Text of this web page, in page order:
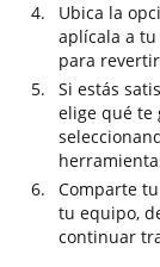
Ubica la
aplícala a
para
Si estás
elige qué te
Comparte
tu equipo,
continuar